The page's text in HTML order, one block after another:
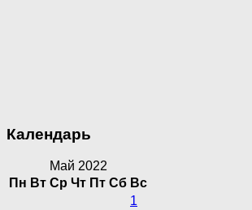
Календарь
Май 2022
Пн Вт Ср Чт Пт Сб Вс
1